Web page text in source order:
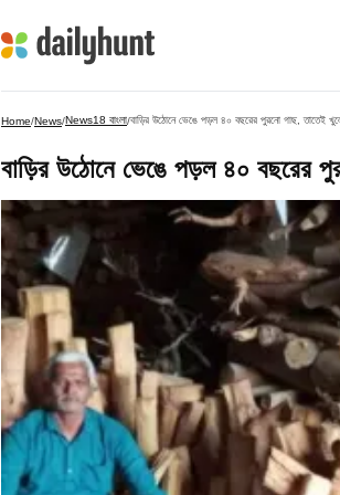
Home/News/News18 বাংলা/বাড়ির উঠোনে ভেঙে পড়ল ৪০ বছরের পুরনো গাছ, তাতেই
বাড়ির উঠোনে ভেঙে পড়ল ৪০ বছরের